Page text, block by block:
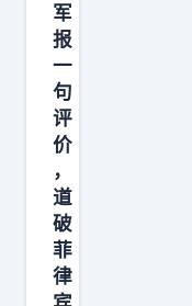
能
力
。
每
日
长
达
1
9
小
军
报
一
句
评
价
，
道
破
菲
律